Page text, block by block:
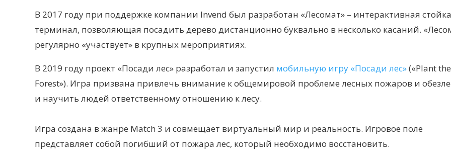
В 2017 году при поддержке компании Invend был разработан «Лесомат» – интерактивная
терминал, позволяющая посадить дерево дистанционно буквально в несколько касаний.
регулярно «участвует» в крупных мероприятиях.
В 2019 году проект «Посади лес» разработал и запустил мобильную игру «Посади лес»(«Plant the
Forest»). Игра призвана привлечь внимание к общемировой проблеме лесных пожаров и
и научить людей ответственному отношению к лесу.
Игра создана в жанре Match 3 и совмещает виртуальный мир и реальность. Игровое поле
представляет собой погибший от пожара лес, который необходимо восстановить.